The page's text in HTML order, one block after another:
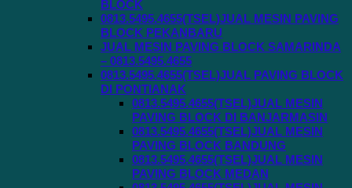
BLOCK
0813.5495.4655(TSEL)JUAL MESIN PAVING
BLOCK PEKANBARU
JUAL MESIN PAVING BLOCK SAMARINDA
– 0813.5495.4655
0813.5495.4655(TSEL)JUAL PAVING BLOCK
DI PONTIANAK
0813.5495.4655(TSEL)JUAL MESIN
PAVING BLOCK DI BANJARMASIN
0813.5495.4655(TSEL)JUAL MESIN
PAVING BLOCK BANDUNG
0813.5495.4655(TSEL)JUAL MESIN
PAVING BLOCK MEDAN